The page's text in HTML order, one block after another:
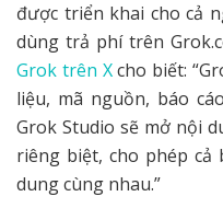
được triển khai cho cả
dùng trả phí trên
Grok trên Xcho biết:
liệu, mã nguồn, báo
Grok Studio sẽ mở nội
riêng biệt, cho phép cả
dung cùng nhau.”